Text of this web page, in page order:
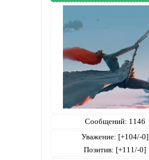
Сообщений: 1146
Уважение: [+104/-0]
Позитив: [+111/-0]